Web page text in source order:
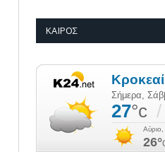
ΚΑΙΡΌΣ